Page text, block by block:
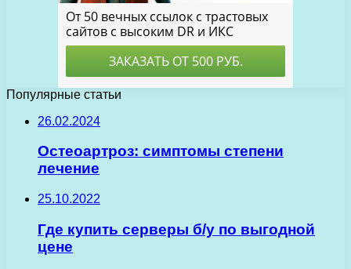
Популярные статьи
26.02.2024
Остеоартроз: симптомы степени
лечение
25.10.2022
Где купить серверы б/у по выгодной
цене